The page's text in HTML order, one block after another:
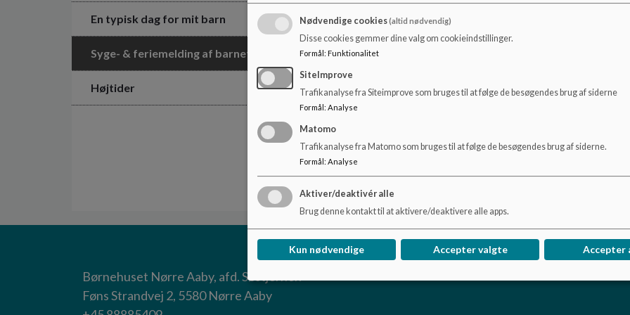
En typisk dag for mit barn
Syge- & feriemelding af barnet
Højtider
Hvis dit barn skal holde en feriedag, skal du ligeledes
slutdato for hvor længe dit barn holder ferie.
Dokumenter
Vejledning - meld ferie og sygdom i aula
Børnehuset Nørre Aaby, afd. Søstjernen
Føns Strandvej 2, 5580 Nørre Aaby
Nødvendige cookies(altid nødvendig)
Disse cookies gemmer dine valg om cookieindstillinger.
Formål : Funktionalitet
SiteImprove
Trafikanalyse fra Siteimprove som bruges til at følge de besøgendes brug af siderne
Formål : Analyse
Matomo
Trafikanalyse fra Matomo som bruges til at følge de besøgendes brug af siderne.
Formål: Analyse
Aktiver/deaktivér alle
Brug denne kontakt til at aktivere/deaktivere alle apps.
Kun nødvendige Accepter valgte Accepter